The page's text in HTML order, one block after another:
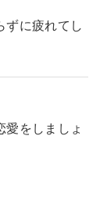
ずに疲れてし
をしましょ